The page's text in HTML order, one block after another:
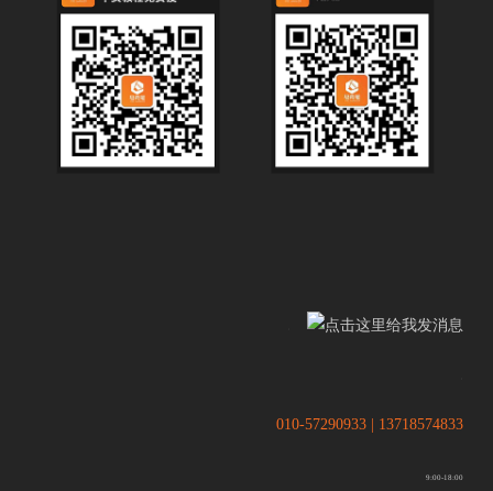
010-57290933 | 13718574833
9:00-18:00